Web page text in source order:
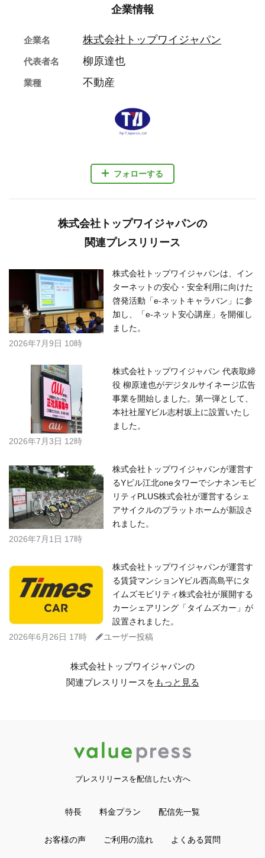
企業情報
フォローする
企業名 株式会社トップワイジャパン
代表者名 柳原達也
業種 不動産
株式会社トップワイジャパンの
関連プレスリリース
株式会社トップワイジャパンは、イン
ターネットの安心・安全利用に向けた
啓発活動「e-ネットキャラバン」に参
加し、「e-ネット安心講座」を開催し
ました。
2026年7月9日 10時
株式会社トップワイジャパン 代表取締
役 柳原達也がデジタルサイネージ広告
事業を開始しました。第一弾として、
本社社屋Yビル志村坂上に設置いたし
ました。
2026年7月3日 12時
株式会社トップワイジャパンが運営す
るYビル江北oneタワーでシナネンモビ
リティPLUS株式会社が運営するシェ
アサイクルのプラットホームが新設さ
れました。
2026年7月1日 17時
株式会社トップワイジャパンが運営す
る賃貸マンションYビル西高島平にタ
イムズモビリティ株式会社が展開する
カーシェアリング「タイムズカー」が
設置されました。
2026年6月26日 17時
Cユーザー投稿
株式会社トップワイジャパンの
関連プレスリリースをもっと見る
プレスリリースを配信したい方へ
特長 料金プラン 配信先一覧
お客様の声 ご利用の流れ よくある質問